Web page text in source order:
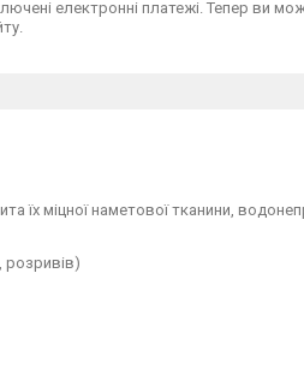
електронні платежі. Тепер ви
міцної наметової тканини,
розривів)